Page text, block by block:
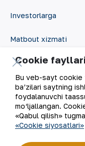
Investorlarga
Matbout xizmati
Karyera
Raqamli hukumat
Cookie
Bu veb-sayt cookie
ba’zilari saytning
foydalanuvchi
mo‘ljallangan.
«Qabul qilish»
«Cookie siyosatlari»